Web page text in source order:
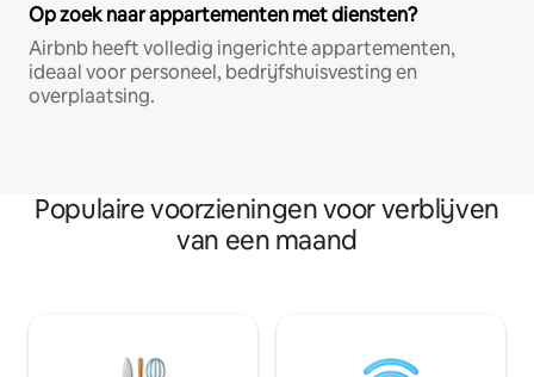
Op zoek naar appartementen met diensten?
Airbnb heeft volledig ingerichte appartementen,
ideaal voor personeel, bedrijfshuisvesting en
overplaatsing.
Populaire voorzieningen voor verblijven
van een maand